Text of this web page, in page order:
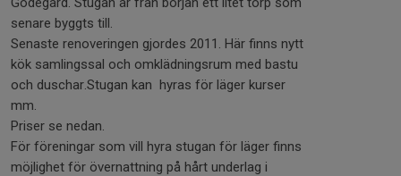
senare byggts till.
Senaste renoveringen gjordes 2011. Här finns nytt
kök samlingssal och omklädningsrum med bastu
och duschar.Stugan kan hyras för läger kurser
mm.
Priser se nedan.
För föreningar som vill hyra stugan för läger finns
möjlighet för övernattning på hårt underlag i